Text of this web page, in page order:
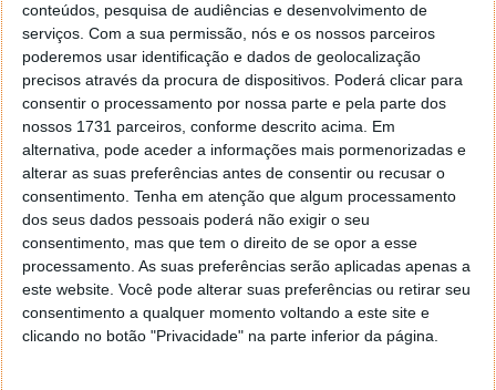
conteúdos, pesquisa de audiências e desenvolvimento de
serviços. Com a sua permissão, nós e os nossos parceiros
poderemos usar identificação e dados de geolocalização
precisos através da procura de dispositivos. Poderá clicar para
consentir o processamento por nossa parte e pela parte dos
nossos 1731 parceiros, conforme descrito acima. Em
alternativa, pode aceder a informações mais pormenorizadas e
alterar as suas preferências antes de consentir ou recusar o
consentimento. Tenha em atenção que algum processamento
dos seus dados pessoais poderá não exigir o seu
consentimento, mas que tem o direito de se opor a esse
processamento. As suas preferências serão aplicadas apenas a
este website. Você pode alterar suas preferências ou retirar seu
consentimento a qualquer momento voltando a este site e
clicando no botão "Privacidade" na parte inferior da página.
A Bandai Namco anunciou recentemente a data de
lançamento de que My Hero Academia: All’s Justice,
o videojogo de combate 3D baseado da obra anime
My Hero Academia. Venham saber quando poderão
começar a combater lado a lado com All Might,
Uraraka, Isuku e muitos outros.